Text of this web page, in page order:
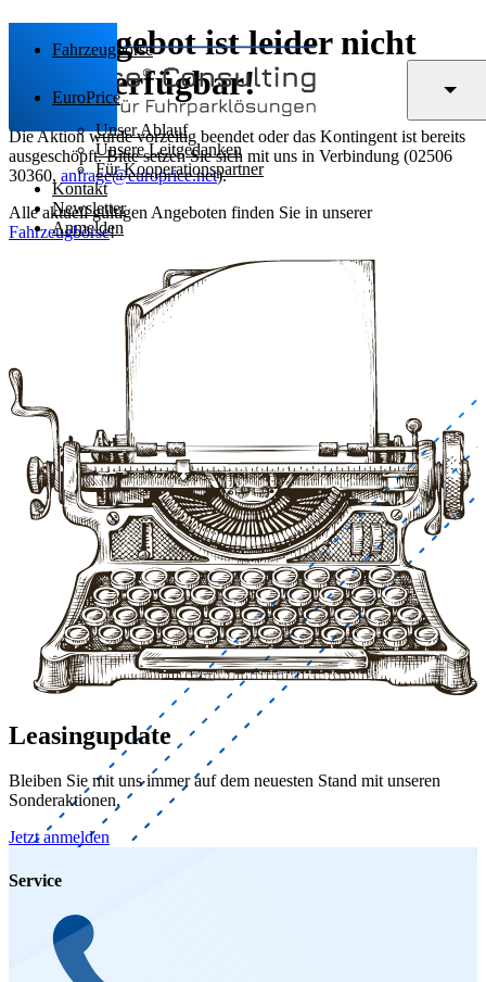
Fahrzeugbörse
EuroPrice
Unser Ablauf
Unsere Leitgedanken
Für Kooperationspartner
Kontakt
Newsletter
Anmelden
Das Angebot ist leider nicht
mehr verfügbar!
Die Aktion wurde vorzeitig beendet oder das Kontingent ist bereits
ausgeschöpft. Bitte setzen Sie sich mit uns in Verbindung (02506
30360, anfrage@europrice.net).
Alle aktuell gültigen Angeboten finden Sie in unserer
Fahrzeugbörse!
Leasingupdate
Bleiben Sie mit uns immer auf dem neuesten Stand mit unseren
Sonderaktionen.
Jetzt anmelden
Service